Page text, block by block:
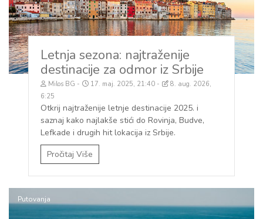
Letnja sezona: najtraženije
destinacije za odmor iz Srbije
Milos BG 17. maj. 2025, 21:40
8. aug. 2026,
6:25
Otkrij najtraženije letnje destinacije 2025. i
saznaj kako najlakše stići do Rovinja, Budve,
Lefkade i drugih hit lokacija iz Srbije.
Pročitaj Više
Putovanja